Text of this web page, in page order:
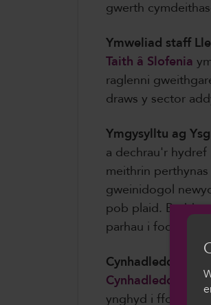
gwerth
Ymweliad staff
Taith â Slofenia
raglenni
draws y sector
Ymgysylltu ag
a dechrau'r hydref
meithrin
gweinidogol
pob plaid. Bydd
parhau i fod yn
Cynhadledd
Cynhadledd
ynghyd i ffocysu